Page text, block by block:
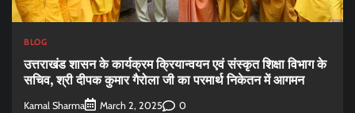
BLOG
उत्तराखंड शासन के कार्यक्रम क्रियान्वयन एवं संस्कृत शिक्षा विभाग के
सचिव, श्री दीपक कुमार गैरोला जी का परमार्थ निकेतन में आगमन
Kamal Sharma March 2, 2025 0